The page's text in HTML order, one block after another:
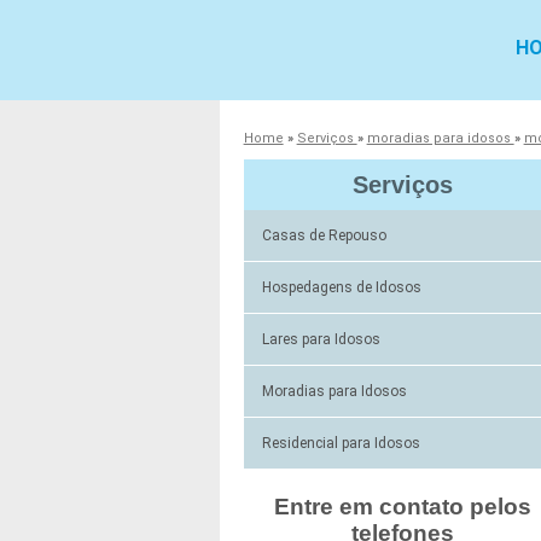
Home » Serviços » moradias para idosos »
Serviços
Casas de Repouso
Hospedagens de Idosos
Lares para Idosos
Moradias para Idosos
Residencial para Idosos
Entre em contato pelos
telefones